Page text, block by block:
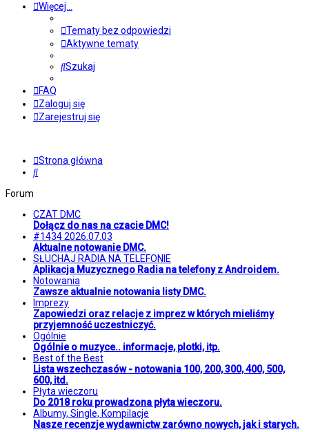
Więcej…
Tematy bez odpowiedzi
Aktywne tematy
Szukaj
FAQ
Zaloguj się
Zarejestruj się
Strona główna
Szukaj
Forum
CZAT DMC
Dołącz do nas na czacie DMC!
#1434 2026.07.03
Aktualne notowanie DMC.
SŁUCHAJ RADIA NA TELEFONIE
Aplikacja Muzycznego Radia na telefony z Androidem.
Notowania
Zawsze aktualnie notowania listy DMC.
Imprezy
Zapowiedzi oraz relacje z imprez w których mieliśmy
przyjemność uczestniczyć.
Ogólnie
Ogólnie o muzyce.. informacje, plotki, itp.
Best of the Best
Lista wszechczasów - notowania 100, 200, 300, 400, 500,
600, itd.
Płyta wieczoru
Do 2018 roku prowadzona płyta wieczoru.
Albumy, Single, Kompilacje
Nasze recenzje wydawnictw zarówno nowych, jak i starych.